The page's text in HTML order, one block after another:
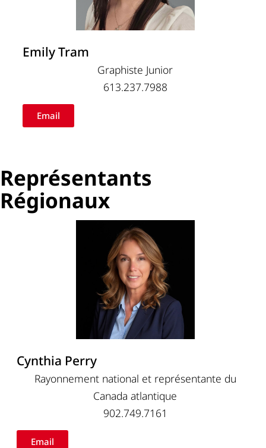
Emily Tram
Graphiste Junior
613.237.7988
Email
Représentants
Régionaux
Cynthia Perry
Rayonnement national et représentante du
Canada atlantique
902.749.7161
Email